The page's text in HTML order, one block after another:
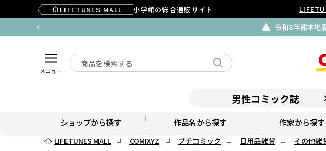
LIFETUNES MALL 小学館の総合通販サイト
令和8年熊本地
メニュー
男性コミック誌
ショップから探す 作品名から探す 作家から探す
LIFETUNES MALL COMIXYZ プチコミック 日用品雑貨 その他雑